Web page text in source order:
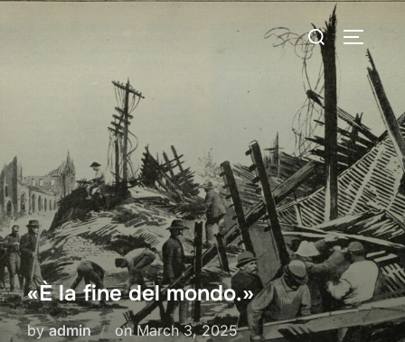
Search
for:
«È la fine del mondo.»
byadmin onPosted
March 3, 2025